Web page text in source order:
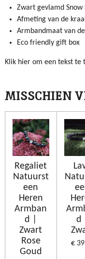
Zwart gevlamd Snow
Afmeting van de
Armbandmaat van
Eco friendly gift box
Klik hier om een tekst te
MISSCHIEN
Regaliet
Natuurst
een
Heren
Armban
d |
Zwart
Rose
Goud
d |
€